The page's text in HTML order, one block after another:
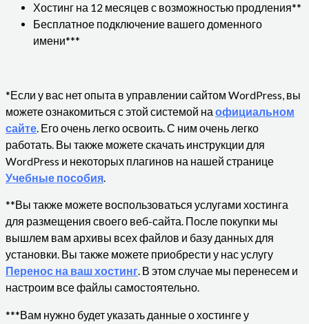
Хостинг на 12 месяцев с возможностью продления**
Бесплатное подключение вашего доменного
имени***
*Если у вас нет опыта в управлении сайтом WordPress, вы
можете ознакомиться с этой системой на официальном
сайте. Его очень легко освоить. С ним очень легко
работать. Вы также можете скачать инструкции для
WordPress и некоторых плагинов на нашей странице
Учебные пособия.
**Вы также можете воспользоваться услугами хостинга
для размещения своего веб-сайта. После покупки мы
вышлем вам архивы всех файлов и базу данных для
установки. Вы также можете приобрести у нас услугу
Перенос на ваш хостинг. В этом случае мы перенесем и
настроим все файлы самостоятельно.
***Вам нужно будет указать данные о хостинге у